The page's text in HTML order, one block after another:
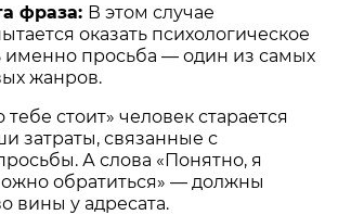
фраза: В этом случае
оказать психологическое
именно просьба — один из самых
жанров.
стоит» человек старается
затраты, связанные с
А слова «Понятно, я
обратиться» — должны
вины у адресата.